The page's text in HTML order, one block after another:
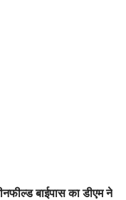
बाईपास का डीएम ने